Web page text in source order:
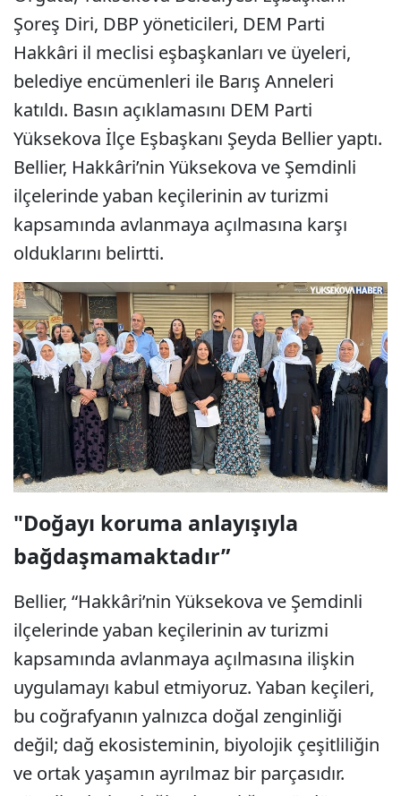
Şoreş Diri, DBP yöneticileri, DEM Parti
Hakkâri il meclisi eşbaşkanları ve üyeleri,
belediye encümenleri ile Barış Anneleri
katıldı. Basın açıklamasını DEM Parti
Yüksekova İlçe Eşbaşkanı Şeyda Bellier yaptı.
Bellier, Hakkâri’nin Yüksekova ve Şemdinli
ilçelerinde yaban keçilerinin av turizmi
kapsamında avlanmaya açılmasına karşı
olduklarını belirtti.
"Doğayı koruma anlayışıyla
bağdaşmamaktadır”
Bellier, “Hakkâri’nin Yüksekova ve Şemdinli
ilçelerinde yaban keçilerinin av turizmi
kapsamında avlanmaya açılmasına ilişkin
uygulamayı kabul etmiyoruz. Yaban keçileri,
bu coğrafyanın yalnızca doğal zenginliği
değil; dağ ekosisteminin, biyolojik çeşitliliğin
ve ortak yaşamın ayrılmaz bir parçasıdır.